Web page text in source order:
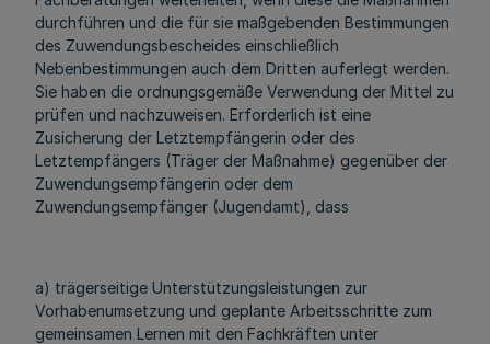
durchführen und die für sie maßgebenden Bestimmungen
des Zuwendungsbescheides einschließlich
Nebenbestimmungen auch dem Dritten auferlegt werden.
Sie haben die ordnungsgemäße Verwendung der Mittel zu
prüfen und nachzuweisen. Erforderlich ist eine
Zusicherung der Letztempfängerin oder des
Letztempfängers (Träger der Maßnahme) gegenüber der
Zuwendungsempfängerin oder dem
Zuwendungsempfänger (Jugendamt), dass
a) trägerseitige Unterstützungsleistungen zur
Vorhabenumsetzung und geplante Arbeitsschritte zum
gemeinsamen Lernen mit den Fachkräften unter